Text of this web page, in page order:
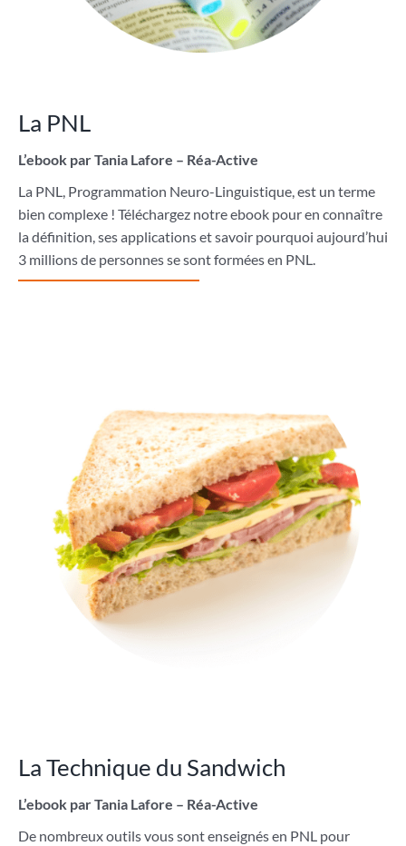
La PNL
L’ebook par Tania Lafore – Réa-Active
La PNL, Programmation Neuro-Linguistique, est un terme
bien complexe ! Téléchargez notre ebook pour en connaître
la définition, ses applications et savoir pourquoi aujourd’hui
3 millions de personnes se sont formées en PNL.
La Technique du Sandwich
L’ebook par Tania Lafore – Réa-Active
De nombreux outils vous sont enseignés en PNL pour